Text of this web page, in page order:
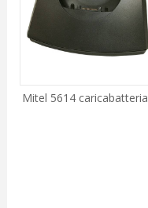
Mitel 5614 caricabatteria